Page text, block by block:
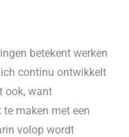
betekent werken
continu ontwikkelt
ook, want
maken met een
volop wordt